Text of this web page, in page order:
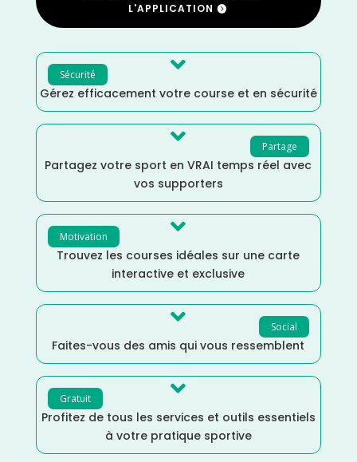
L'APPLICATION
Sécurité 
Gérez efficacement votre course et en sécurité
Partage

Partagez votre sport en VRAI temps réel avec
vos supporters
Motivation 
Trouvez les courses idéales sur une carte
interactive et exclusive
Social

Faites-vous des amis qui vous ressemblent
Gratuit 
Profitez de tous les services et outils essentiels
à votre pratique sportive